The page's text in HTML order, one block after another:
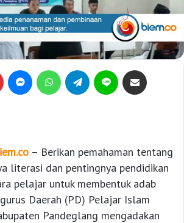
– Berikan pemahaman tentang
literasi dan pentingnya pendidikan
pelajar untuk membentuk adab
Daerah (PD) Pelajar Islam
Pandeglang mengadakan